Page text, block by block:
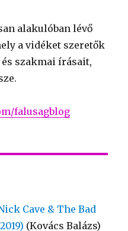
alakulóban lévő
a vidéket szeretők
szakmai írásait,
falusagblog
Cave & The Bad
(Kovács Balázs)